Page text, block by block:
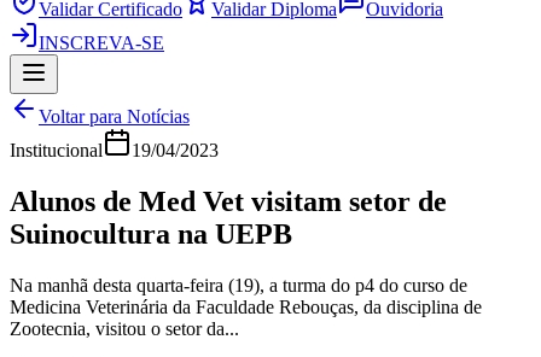
Validar Certificado
Validar Diploma
Ouvidoria
INSCREVA-SE
Voltar para Notícias
Institucional
19/04/2023
Alunos de Med Vet visitam setor de
Suinocultura na UEPB
Na manhã desta quarta-feira (19), a turma do p4 do curso de
Medicina Veterinária da Faculdade Rebouças, da disciplina de
Zootecnia, visitou o setor da...